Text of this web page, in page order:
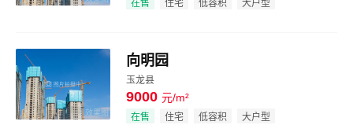
在售 住宅 低容积 大户型
效果图
向明园
玉龙县
9000 元/m²
在售 住宅 低容积 大户型